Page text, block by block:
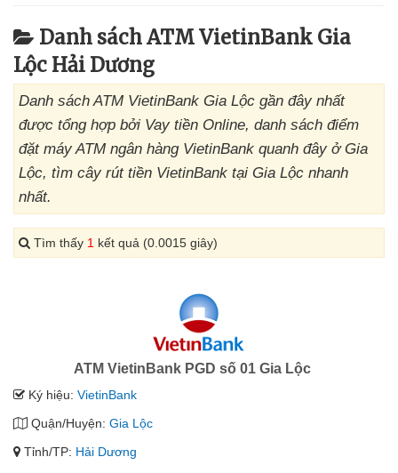
Danh sách ATM VietinBank Gia
Lộc Hải Dương
Danh sách ATM VietinBank Gia Lộc gần đây nhất
được tổng hợp bởi Vay tiền Online, danh sách điểm
đặt máy ATM ngân hàng VietinBank quanh đây ở Gia
Lộc, tìm cây rút tiền VietinBank tại Gia Lộc nhanh
nhất.
Tìm thấy 1 kết quả (0.0015 giây)
ATM VietinBank PGD số 01 Gia Lộc
Ký hiệu: VietinBank
Quận/Huyện: Gia Lộc
Tỉnh/TP: Hải Dương